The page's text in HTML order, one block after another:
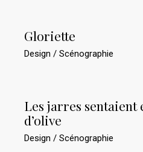
Gloriette
Design Scénographie
Les jarres sentaient
d’olive
Design Scénographie